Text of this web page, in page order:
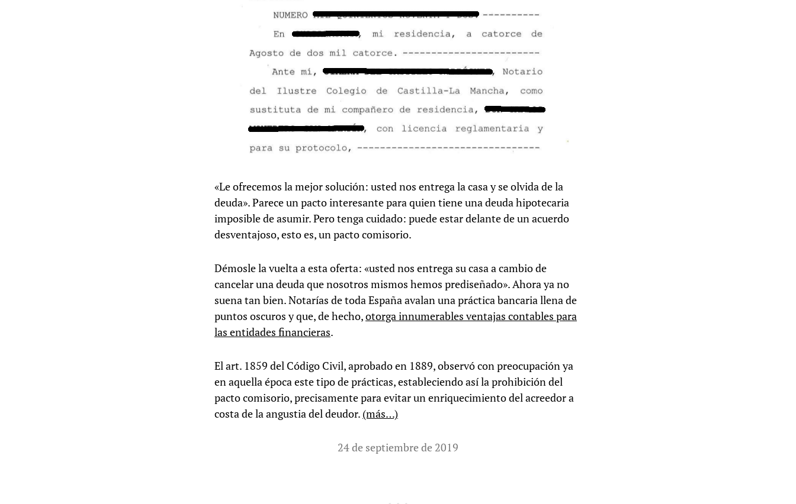
«Le ofrecemos la mejor solución: usted nos entrega la casa y se olvida de la
deuda». Parece un pacto interesante para quien tiene una deuda hipotecaria
imposible de asumir. Pero tenga cuidado: puede estar delante de un acuerdo
desventajoso, esto es, un pacto comisorio.
Démosle la vuelta a esta oferta: «usted nos entrega su casa a cambio de
cancelar una deuda que nosotros mismos hemos prediseñado». Ahora ya no
suena tan bien. Notarías de toda España avalan una práctica bancaria llena de
puntos oscuros y que, de hecho,otorga innumerables ventajas contables para
las entidades financieras.
El art. 1859 del Código Civil, aprobado en 1889, observó con preocupación ya
en aquella época este tipo de prácticas, estableciendo así la prohibición del
pacto comisorio, precisamente para evitar un enriquecimiento del acreedor a
costa de la angustia del deudor. (más…)
24 de septiembre de 2019